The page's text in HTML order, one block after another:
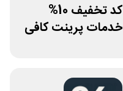
کد تخفیف 10%
خدمات پرینت کافی